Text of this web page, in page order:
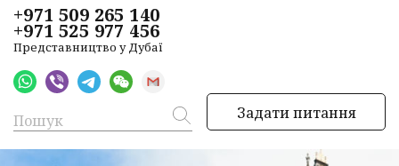
+971 509 265 140
+971 525 977 456
Представництво у Дубаї
Задати питання